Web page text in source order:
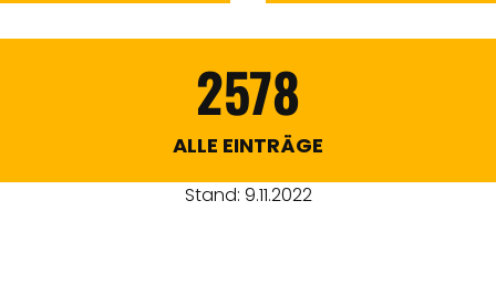
2578
ALLE EINTRÄGE
Stand: 9.11.2022